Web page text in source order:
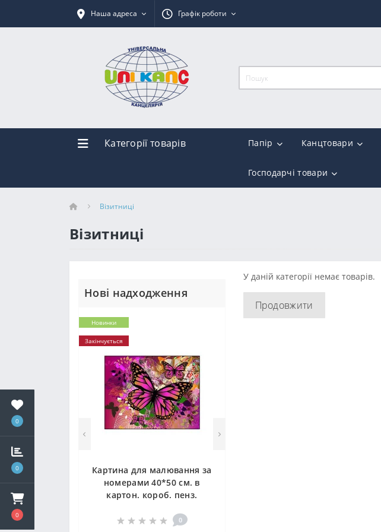
0
0
0
Наша адреса Графік роботи
Категорії товарів Папір Канцтовари
Господарчі товари
Візитниці
Візитниці
Нові надходження
Новинки
Закінчується
Картина для малювання за
номерами 40*50 см. в
картон. короб. пенз.
0
У даній категорії немає товарів.
Продовжити